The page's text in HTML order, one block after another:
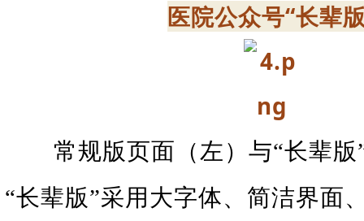
医院公众号“长辈
常规版页面（左）与“长辈
“长辈版”采用大字体、简洁界面